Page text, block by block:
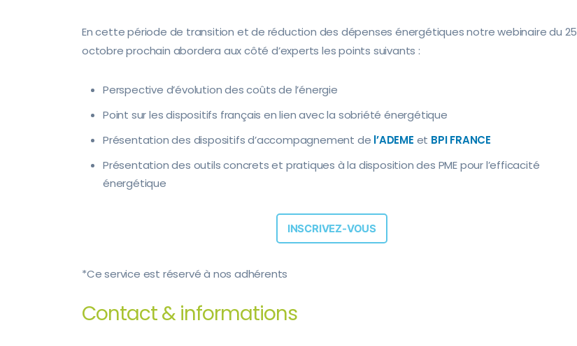
En cette période de transition et de réduction des dépenses énergétiques notre webinaire du 25
octobre prochain abordera aux côté d’experts les points suivants :
Perspective d’évolution des coûts de l’énergie
Point sur les dispositifs français en lien avec la sobriété énergétique
Présentation des dispositifs d’accompagnement de l’ADEME et BPI FRANCE
Présentation des outils concrets et pratiques à la disposition des PME pour l’efficacité
énergétique
INSCRIVEZ-VOUS
*Ce service est réservé à nos adhérents
Contact & informations